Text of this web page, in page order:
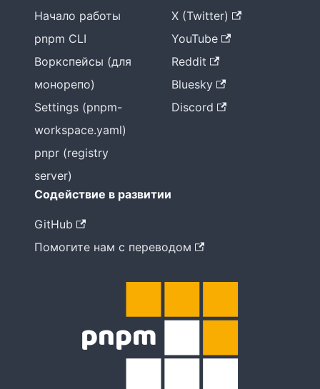
Начало работы
pnpm CLI
Воркспейсы (для
монорепо)
Settings (pnpm-
workspace.yaml)
pnpr (registry
server)
X (Twitter)
YouTube
Reddit
Bluesky
Discord
Содействие в развитии
GitHub
Помогите нам с переводом